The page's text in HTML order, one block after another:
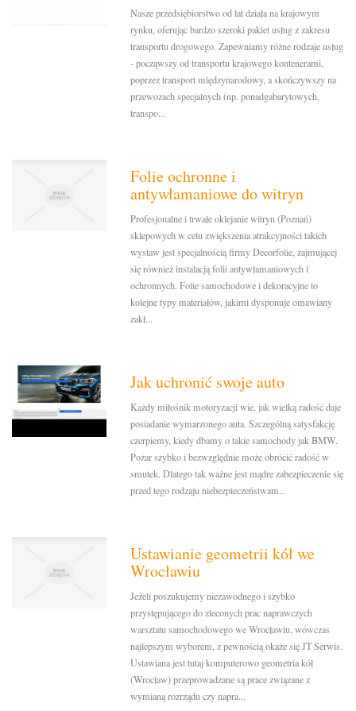
Nasze przedsiębiorstwo od lat działa na krajowym
rynku, oferując bardzo szeroki pakiet usług z zakresu
transportu drogowego. Zapewniamy różne rodzaje usług
- począwszy od transportu krajowego kontenerami,
poprzez transport międzynarodowy, a skończywszy na
przewozach specjalnych (np. ponadgabarytowych,
transpo...
Folie ochronne i
antywłamaniowe do witryn
Profesjonalne i trwałe oklejanie witryn (Poznań)
sklepowych w celu zwiększenia atrakcyjności takich
wystaw jest specjalnością firmy Decorfolie, zajmującej
się również instalacją folii antywłamaniowych i
ochronnych. Folie samochodowe i dekoracyjne to
kolejne typy materiałów, jakimi dysponuje omawiany
zakł...
Jak uchronić swoje auto
Każdy miłośnik motoryzacji wie, jak wielką radość daje
posiadanie wymarzonego auta. Szczególną satysfakcję
czerpiemy, kiedy dbamy o takie samochody jak BMW.
Pożar szybko i bezwzględnie może obrócić radość w
smutek. Dlatego tak ważne jest mądre zabezpieczenie się
przed tego rodzaju niebezpieczeństwam...
Ustawianie geometrii kół we
Wrocławiu
Jeżeli poszukujemy niezawodnego i szybko
przystępującego do zleconych prac naprawczych
warsztatu samochodowego we Wrocławiu, wówczas
najlepszym wyborem, z pewnością okaże się JT Serwis.
Ustawiana jest tutaj komputerowo geometria kół
(Wrocław) przeprowadzane są prace związane z
wymianą rozrządu czy napra...